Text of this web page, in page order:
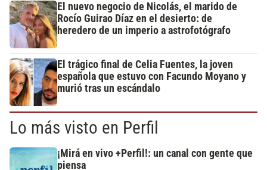
El nuevo negocio de Nicolás, el marido de
Rocío Guirao Díaz en el desierto: de
heredero de un imperio a astrofotógrafo
El trágico final de Celia Fuentes, la joven
española que estuvo con Facundo Moyano y
murió tras un escándalo
Lo más visto en Perfil
¡Mirá en vivo +Perfil!: un canal con gente que
piensa